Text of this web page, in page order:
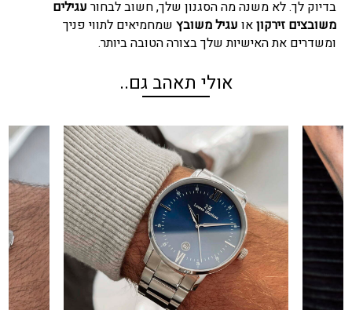
בדיוק לך. לא משנה מה הסגנון שלך, חשוב לבחור עגילים
משובצים זירקוןאו עגיל משובץשמחמיאים לתווי פניך
ומשדרים את האישיות שלך בצורה הטובה ביותר.